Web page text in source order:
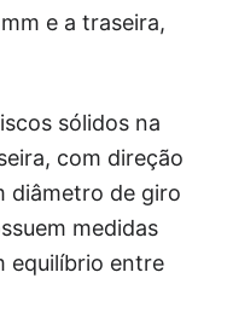
e a traseira,
sólidos na
com direção
diâmetro de giro
medidas
equilíbrio entre